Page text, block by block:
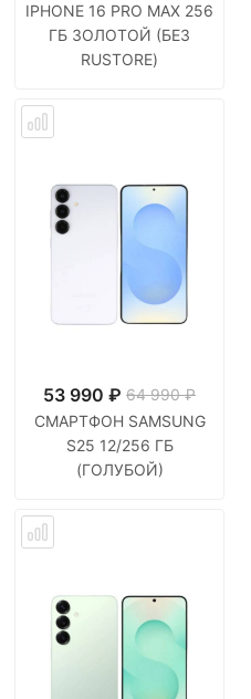
IPHONE 16 PRO MAX 256
ГБ ЗОЛОТОЙ (БЕЗ
RUSTORE)
53 990 ₽ 64 990 ₽
СМАРТФОН SAMSUNG
S25 12/256 ГБ
(ГОЛУБОЙ)